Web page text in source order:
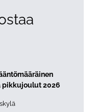
event "
pikkujoulut 2026